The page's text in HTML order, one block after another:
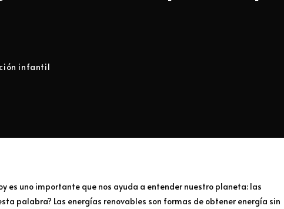
infantil
es uno importante que nos ayuda a entender nuestro planeta: las
palabra? Las energías renovables son formas de obtener energía sin